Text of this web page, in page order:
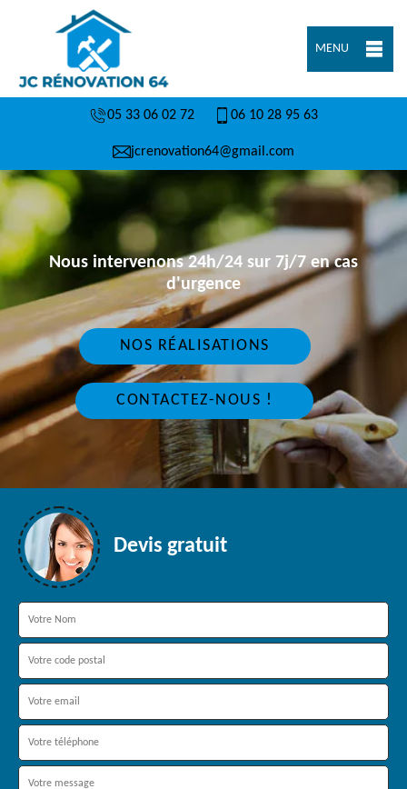
MENU
05 33 06 02 72 06 10 28 95 63
jcrenovation64@gmail.com
Nous intervenons 24h/24 sur 7j/7 en cas
d'urgence
NOS RÉALISATIONS
CONTACTEZ-NOUS !
Devis gratuit